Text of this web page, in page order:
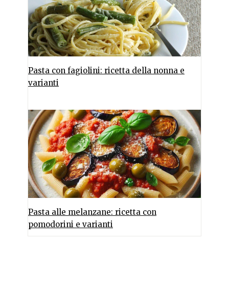
Pasta con fagiolini: ricetta della nonna e
varianti
Pasta alle melanzane: ricetta con
pomodorini e varianti